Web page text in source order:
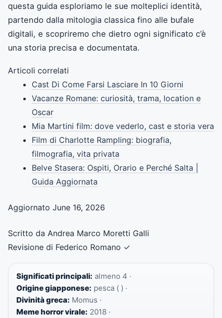
questa guida esploriamo le sue molteplici identità,
partendo dalla mitologia classica fino alle bufale
digitali, e scopriremo che dietro ogni significato c’è
una storia precisa e documentata.
Articoli correlati
Cast Di Come Farsi Lasciare In 10 Giorni
Vacanze Romane: curiosità, trama, location e
Oscar
Mia Martini film: dove vederlo, cast e storia vera
Film di Charlotte Rampling: biografia,
filmografia, vita privata
Belve Stasera: Ospiti, Orario e Perché Salta |
Guida Aggiornata
Aggiornato June 16, 2026
Scritto da Andrea Marco Moretti Galli
Revisione di Federico Romano ✓
Significati principali: almeno 4 ·
Origine giapponese: pesca ( ) ·
Divinità greca: Momus ·
Meme horror virale: 2018 ·